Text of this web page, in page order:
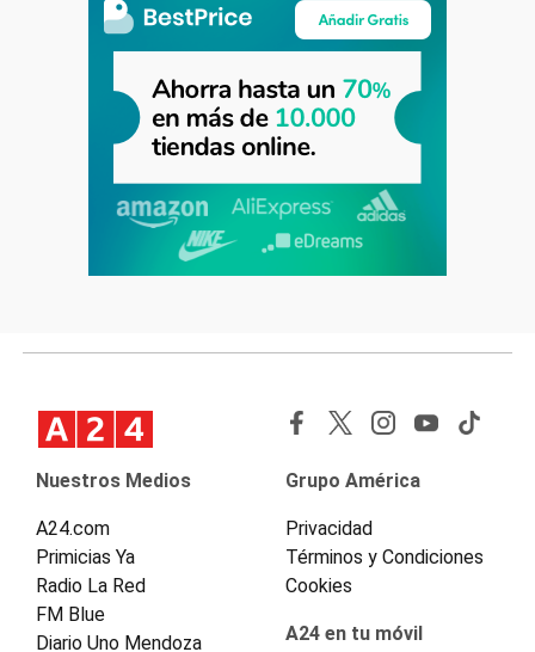
Nuestros Medios
A24.com
Primicias Ya
Radio La Red
FM Blue
Diario Uno Mendoza
Grupo América
Privacidad
Términos y Condiciones
Cookies
A24 en tu móvil